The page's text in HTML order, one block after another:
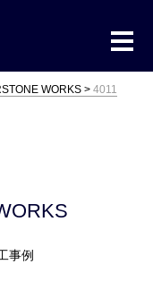
WORKS
4011
事例